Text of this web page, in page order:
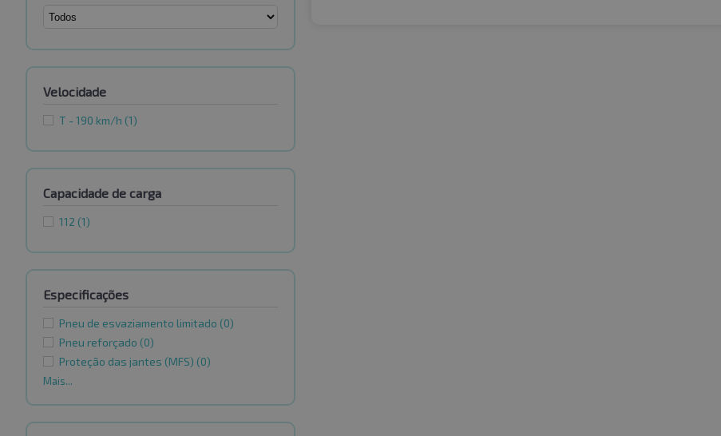
Velocidade
T - 190 km/h (1)
Capacidade de carga
112 (1)
Especificações
Pneu de esvaziamento limitado (0)
Pneu reforçado (0)
Proteção das jantes (MFS) (0)
Mais...